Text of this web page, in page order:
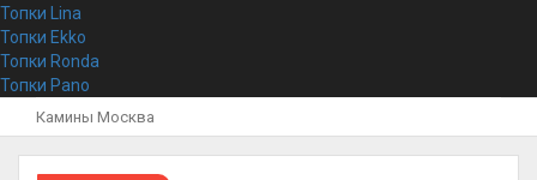
Топки Lina
Топки Ekko
Топки Ronda
Топки Pano
Камины Москва